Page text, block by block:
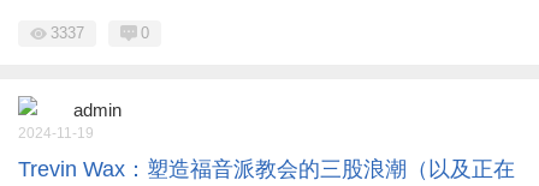
3337 0
admin
2024-11-19
Trevin Wax：塑造福音派教会的三股浪潮（以及正在